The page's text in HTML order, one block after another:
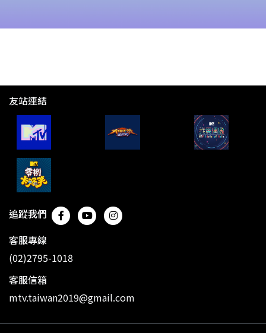
友站連結
追蹤我們
客服專線
(02)2795-1018
客服信箱
mtv.taiwan2019@gmail.com